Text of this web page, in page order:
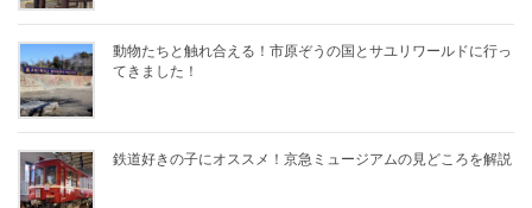
動物たちと触れ合える！市原ぞうの国とサユリワールドに行っ
てきました！
鉄道好きの子にオススメ！京急ミュージアムの見どころを解説